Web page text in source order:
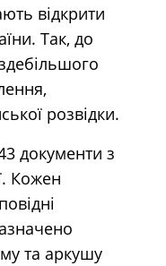
відкрити
Так, до
розвідки.
документи з
Кожен
та аркушу